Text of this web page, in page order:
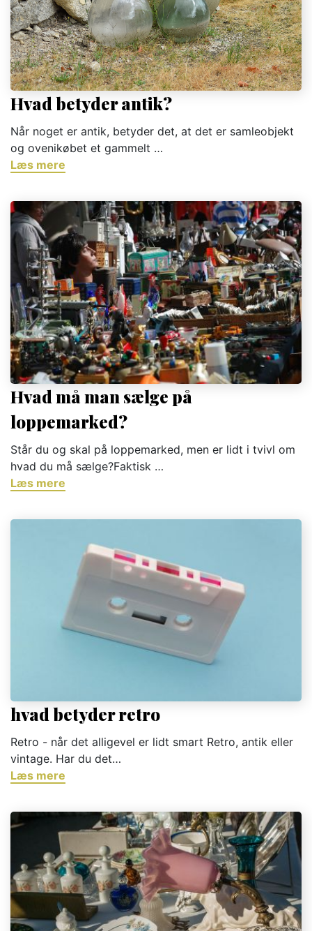
Hvad betyder antik?
Når noget er antik, betyder det, at det er samleobjekt
og ovenikøbet et gammelt …
Læs mere
Hvad må man sælge på
loppemarked?
Står du og skal på loppemarked, men er lidt i tvivl om
hvad du må sælge?Faktisk …
Læs mere
hvad betyder retro
Retro - når det alligevel er lidt smart Retro, antik eller
vintage. Har du det…
Læs mere